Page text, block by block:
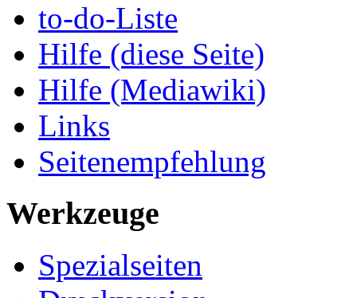
to-do-Liste
Hilfe (diese Seite)
Hilfe (Mediawiki)
Links
Seitenempfehlung
Werkzeuge
Spezialseiten